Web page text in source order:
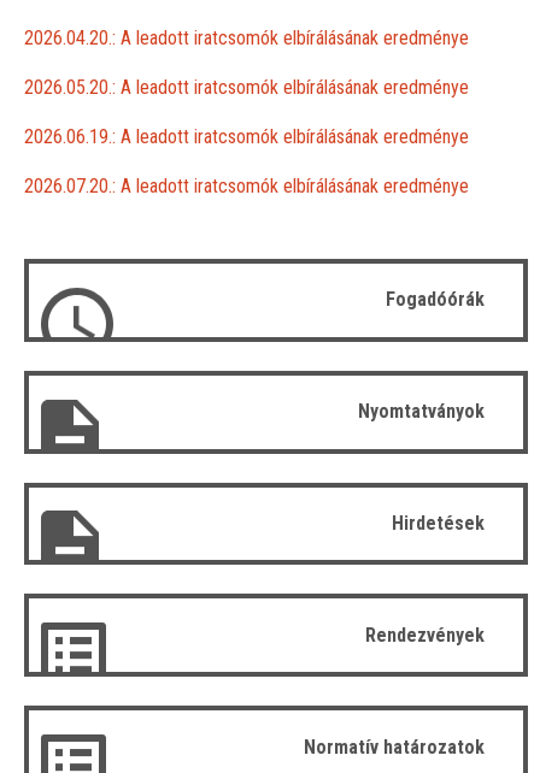
2026.04.20.: A leadott iratcsomók elbírálásának eredménye
2026.05.20.: A leadott iratcsomók elbírálásának eredménye
2026.06.19.: A leadott iratcsomók elbírálásának eredménye
2026.07.20.: A leadott iratcsomók elbírálásának eredménye
Fogadóórák
Nyomtatványok
Hirdetések
Rendezvények
Normatív határozatok